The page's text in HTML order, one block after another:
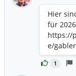
1
Hier
für
https://
e/